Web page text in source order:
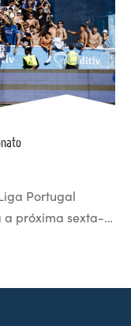
Portugal
a próxima sexta-…